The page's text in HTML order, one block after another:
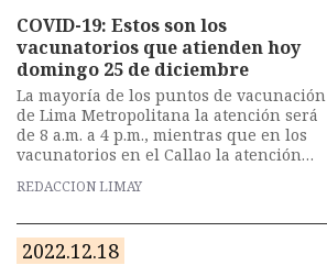
COVID-19: Estos son los
vacunatorios que atienden hoy
domingo 25 de diciembre
La mayoría de los puntos de vacunación
de Lima Metropolitana la atención será
de 8 a.m. a 4 p.m., mientras que en los
vacunatorios en el Callao la atención
REDACCION LIMAY
2022.12.18